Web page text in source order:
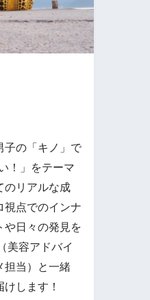
子の「キノ」で
！」をテーマ
のリアルな成
視点でのインナ
や日々の発見を
美容アドバイ
担当）と一緒
します！